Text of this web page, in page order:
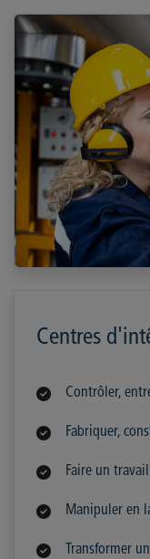
Centres
Contrôler,
Fabriquer,
Faire un
Manipuler en
Transformer